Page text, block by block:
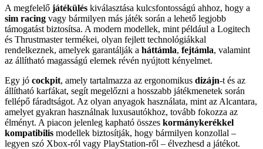
A megfelelő játékülés kiválasztása kulcsfontosságú ahhoz, hogy a
sim racing vagy bármilyen más játék során a lehető legjobb
támogatást biztosítsa. A modern modellek, mint például a Logitech
és Thrustmaster termékei, olyan fejlett technológiákkal
rendelkeznek, amelyek garantálják a háttámla, fejtámla, valamint
az állítható magasságú elemek révén nyújtott kényelmet.
Egy jó cockpit, amely tartalmazza az ergonomikus dizájn-t és az
állítható karfákat, segít megelőzni a hosszabb játékmenetek során
fellépő fáradtságot. Az olyan anyagok használata, mint az Alcantara,
amelyet gyakran használnak luxusautókhoz, tovább fokozza az
élményt. A piacon jelenleg kapható összes kormánykerékkel
kompatibilis modellek biztosítják, hogy bármilyen konzollal –
legyen szó Xbox-ról vagy PlayStation-ről – élvezhesd a játékot.